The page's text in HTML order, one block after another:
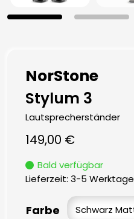
NorStone
Stylum 3
Lautsprecherständer
149,00 €
Bald verfügbar
Lieferzeit: 3-5 Werktage
Farbe